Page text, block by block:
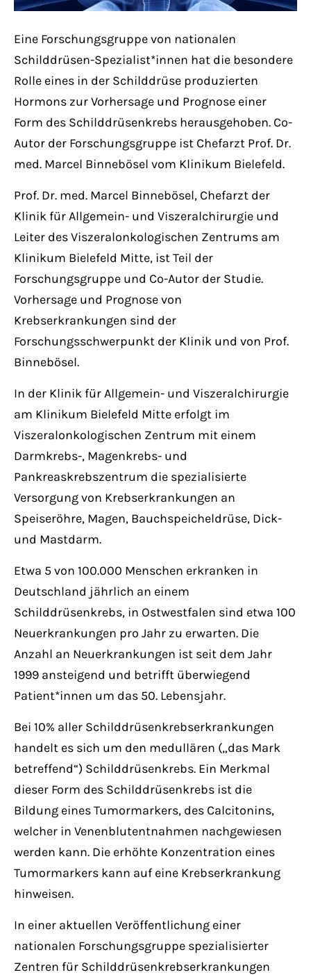
Have any questions?
Drop us a line
info@yourdomain.com
About us
Lorem ipsum dolor sit amet, consectetuer
Aenean commodo ligula eget dolor. Aenean
massa. Cum sociis natoque penatibus et
magnis dis parturient montes, nascetur
ridiculus mus. Donec quam felis, ultricies
nec.
Eine Forschungsgruppe von nationalen
Schilddrüsen-Spezialist*innen hat die besondere
Rolle eines in der Schilddrüse produzierten
Hormons zur Vorhersage und Prognose einer
Form des Schilddrüsenkrebs herausgehoben. Co-
Autor der Forschungsgruppe ist Chefarzt Prof. Dr.
med. Marcel Binnebösel vom Klinikum Bielefeld.
Prof. Dr. med. Marcel Binnebösel, Chefarzt der
Klinik für Allgemein- und Viszeralchirurgie und
Leiter des Viszeralonkologischen Zentrums am
Klinikum Bielefeld Mitte, ist Teil der
Forschungsgruppe und Co-Autor der Studie.
Vorhersage und Prognose von
Krebserkrankungen sind der
Forschungsschwerpunkt der Klinik und von Prof.
Binnebösel.
In der Klinik für Allgemein- und Viszeralchirurgie
am Klinikum Bielefeld Mitte erfolgt im
Viszeralonkologischen Zentrum mit einem
Darmkrebs-, Magenkrebs- und
Pankreaskrebszentrum die spezialisierte
Versorgung von Krebserkrankungen an
Speiseröhre, Magen, Bauchspeicheldrüse, Dick-
und Mastdarm.
Etwa 5 von 100.000 Menschen erkranken in
Deutschland jährlich an einem
Schilddrüsenkrebs, in Ostwestfalen sind etwa 100
Neuerkrankungen pro Jahr zu erwarten. Die
Anzahl an Neuerkrankungen ist seit dem Jahr
1999 ansteigend und betrifft überwiegend
Patient*innen um das 50. Lebensjahr.
Bei 10% aller Schilddrüsenkrebserkrankungen
handelt es sich um den medullären („das Mark
betreffend“) Schilddrüsenkrebs. Ein Merkmal
dieser Form des Schilddrüsenkrebs ist die
Bildung eines Tumormarkers, des Calcitonins,
welcher in Venenblutentnahmen nachgewiesen
werden kann. Die erhöhte Konzentration eines
Tumormarkers kann auf eine Krebserkrankung
hinweisen.
In einer aktuellen Veröffentlichung einer
nationalen Forschungsgruppe spezialisierter
Zentren für Schilddrüsenkrebserkrankungen